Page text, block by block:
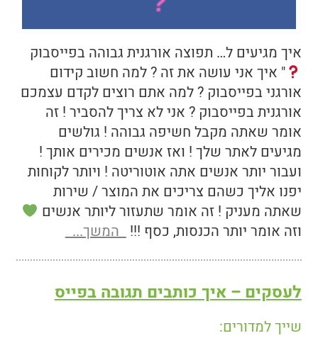
איך מגיעים ל… תפוצה אורגנית גבוהה בפייסבוק
" איך אני עושה את זה ? למה חשוב קידום
אורגני בפייסבוק ? למה אתם רוצים לקדם עצמכם
אורגנית בפייסבוק ? אני לא צריך להסביר ! זה
אומר שאתה מקבל חשיפה גבוהה ! גולשים
מגיעים לאתר שלך ! ואז אנשים מכירים אותך !
ועבור יותר אנשים אתה אוטוריטה ! ויותר לקוחות
יפנו אליך כשהם צריכים את המוצר / שירות
שאתה מעניק ! זה אומר שתעזור ליותר אנשים
וזה אומר יותר הכנסות, כסף !!! המשך...
לעסקים – איך כותבים תגובה בפייס
שייך למדורים: